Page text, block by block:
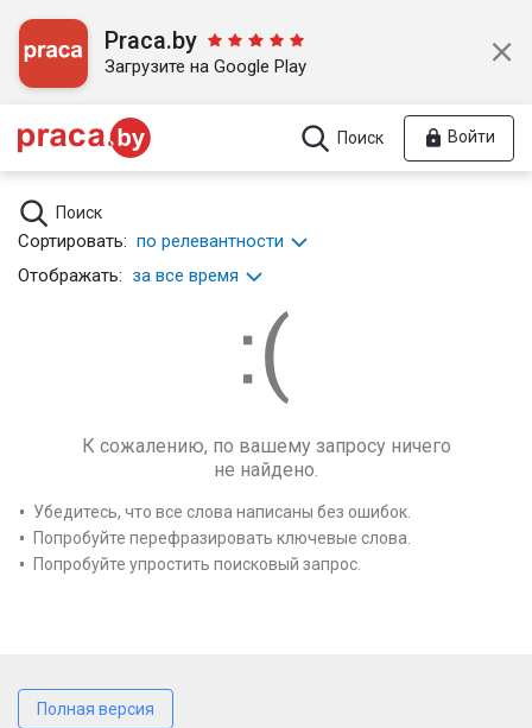
Praca.by
Загрузите на Google Play
Поиск Войти
Поиск
Сортировать: по релевантности
Отображать: за все время
К сожалению, по вашему запросу ничего
не найдено.
Убедитесь, что все слова написаны без ошибок.
Попробуйте перефразировать ключевые слова.
Попробуйте упростить поисковый запрос.
Полная версия